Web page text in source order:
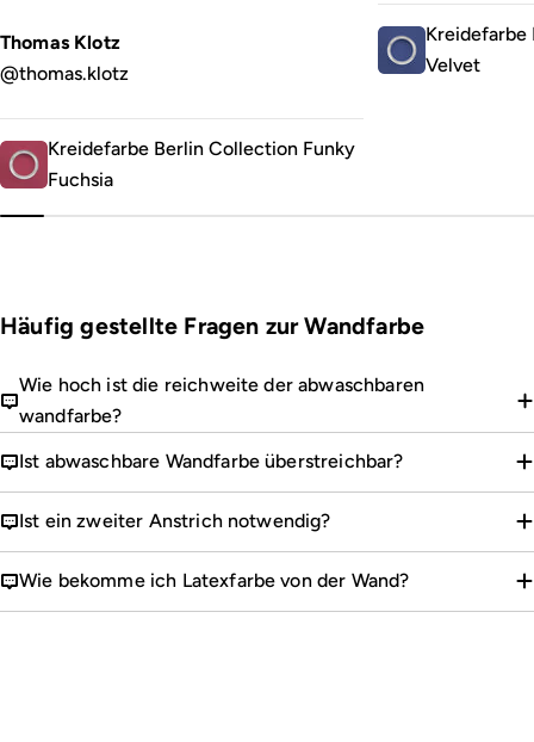
Thomas Klotz
@thomas.klotz
Kreidefarbe Berlin Collection Funky
Fuchsia
Kreidefarbe
Velvet
Häufig gestellte Fragen zur Wandfarbe
Wie hoch ist die reichweite der abwaschbaren
wandfarbe?
Ist abwaschbare Wandfarbe überstreichbar?
Ist ein zweiter Anstrich notwendig?
Wie bekomme ich Latexfarbe von der Wand?